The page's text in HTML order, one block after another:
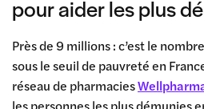
pour aider les plus
Près de 9 millions : c’est le
sous le seuil de pauvreté en
réseau de pharmacies